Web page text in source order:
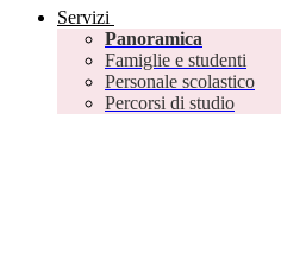
Servizi
Panoramica
Famiglie e studenti
Personale scolastico
Percorsi di studio